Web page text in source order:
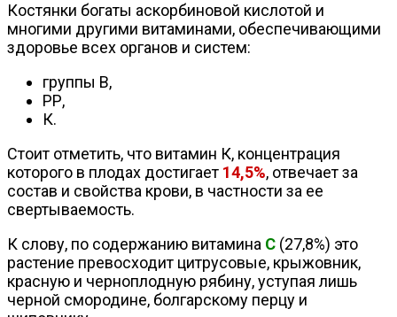
Костянки богаты аскорбиновой кислотой и
многими другими витаминами, обеспечивающими
здоровье всех органов и систем:
группы В,
РР,
К.
Стоит отметить, что витамин К, концентрация
которого в плодах достигает 14,5%, отвечает за
состав и свойства крови, в частности за ее
свертываемость.
К слову, по содержанию витамина С (27,8%) это
растение превосходит цитрусовые, крыжовник,
красную и черноплодную рябину, уступая лишь
черной смородине, болгарскому перцу и